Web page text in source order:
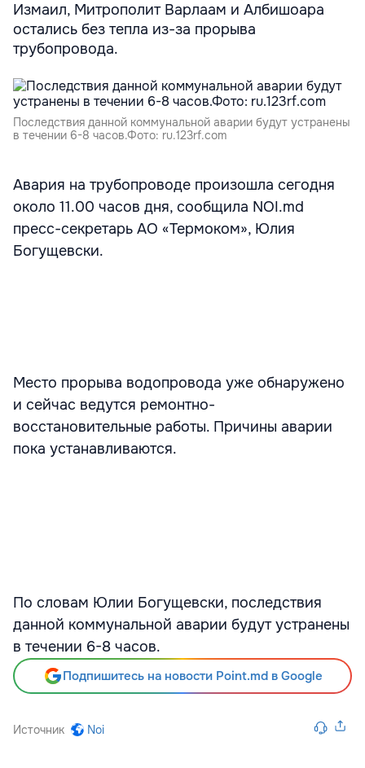
Измаил, Митрополит Варлаам и Албишоара
остались без тепла из-за прорыва
трубопровода.
Последствия данной коммунальной аварии будут устранены
в течении 6-8 часов.Фото: ru.123rf.com
Авария на трубопроводе произошла сегодня
около 11.00 часов дня, сообщила NOI.md
пресс-секретарь АО «Термоком», Юлия
Богущевски.
Место прорыва водопровода уже обнаружено
и сейчас ведутся ремонтно-
восстановительные работы. Причины аварии
пока устанавливаются.
По словам Юлии Богущевски, последствия
данной коммунальной аварии будут устранены
в течении 6-8 часов.
Подпишитесь на новости Point.md в Google
Источник Noi